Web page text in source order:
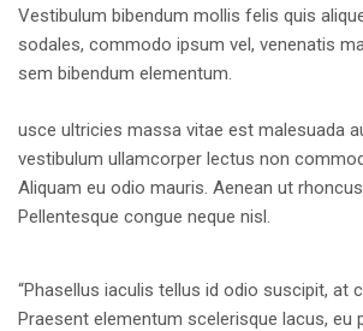
Vestibulum bibendum mollis felis quis
sodales, commodo ipsum vel, venenatis
sem bibendum elementum.
usce ultricies massa vitae est malesuada
vestibulum ullamcorper lectus non
Aliquam eu odio mauris. Aenean ut
Pellentesque congue neque nisl.
“Phasellus iaculis tellus id odio suscipit, at
Praesent elementum scelerisque lacus, eu